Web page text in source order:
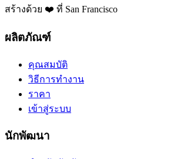
สร้างด้วย ❤️ ที่ San Francisco
ผลิตภัณฑ์
คุณสมบัติ
วิธีการทำงาน
ราคา
เข้าสู่ระบบ
นักพัฒนา